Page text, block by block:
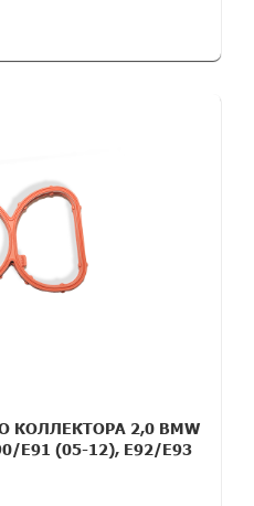
КОЛЛЕКТОРА 2,0 BMW
E91 (05-12), E92/E93